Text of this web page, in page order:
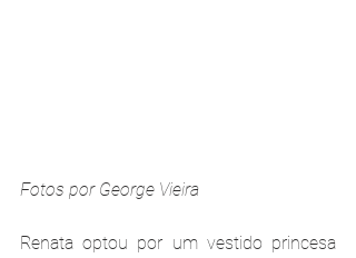
Fotos por George Vieira
Renata optou por um vestido princesa